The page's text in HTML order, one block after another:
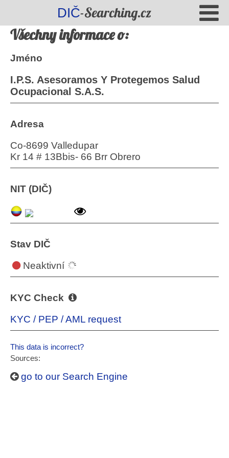
DIČ-Searching.cz
Všechny informace o:
Jméno
I.P.S. Asesoramos Y Protegemos Salud
Ocupacional S.A.S.
Adresa
Co-8699 Valledupar
Kr 14 # 13Bbis- 66 Brr Obrero
NIT (DIČ)
Stav DIČ
Neaktivní
KYC Check
KYC / PEP / AML request
This data is incorrect?
Sources:
go to our Search Engine